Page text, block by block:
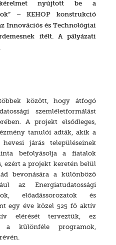
kérelmet nyújtott be a
– KEHOP konstrukció
Innovációs és Technológiai
ítélt. A pályázati
között, hogy átfogó
szemléletformálást
A projekt elsődleges,
tanulói adták, akik a
járás településeinek
befolyásolja a fiatalok
ezért a projekt keretén belül
bevonására a különböző
az Energiatudatossági
előadássorozatok és
egy éve közel 525 fő aktív
elérését terveztük, ez
a különféle programok,